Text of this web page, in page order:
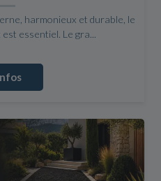
harmonieux et durable, le
essentiel. Le gra...